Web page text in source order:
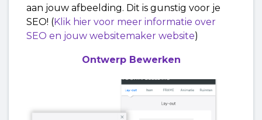
aan jouw afbeelding. Dit is gunstig voor je
SEO! (Klik hier voor meer informatie over
SEO en jouw websitemaker website)
Ontwerp Bewerken